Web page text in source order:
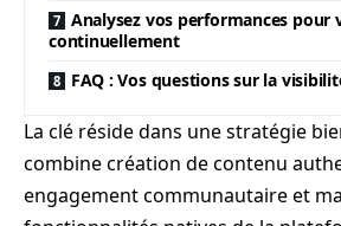
Analysez vos performances pour
continuellement
FAQ : Vos questions sur la
La clé réside dans une stratégie
combine création de contenu
engagement communautaire et